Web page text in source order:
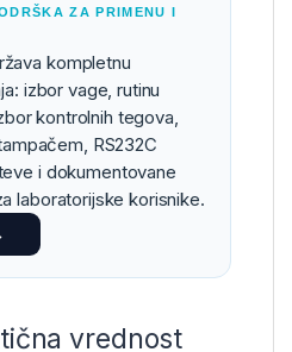
ZA PRIMENU I
kompletnu
izbor vage, rutinu
kontrolnih tegova,
RS232C
i dokumentovane
laboratorijske korisnike.
vrednost